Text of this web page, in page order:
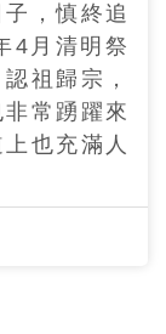
，慎終追
4月清明祭
祖歸宗，
常踴躍來
也充滿人